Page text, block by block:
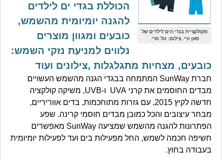
מקולקציית בגדי הים לילדים של
סאן וויי. צילום: טל טרי.
הכוללת בגדי ים לילדים
להגנה יומיומית מהשמש,
כובעים ומגוון מוצרים
נלווים למניעת נזקי השמש:
כובעים, מצחיות מתגלגלות ,צילונים ועוד
חברת SunWay המתמחה בבגדי הגנה מהשמש העשויים
מבדים החוסמים את קרני UVA ו-UVB, משיקה קולקציה
חדשה לקיץ 2015, עם גזרות מתוחכמות, בדים אווריריים,
מבחר עיצובים והכל כמובן מבדים חוסמי קרינה. שפע
הפתרונות להגנה מהשמש שמציעה SunWay מאפשרים
חשיפה חכמה לשמש, החל מפעילות בים ועד לפעילות יומיומית
בעבודה בחוץ.